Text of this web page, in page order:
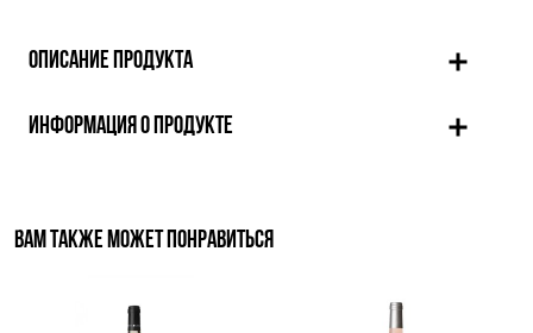
ОПИСАНИЕ ПРОДУКТА
ИНФОРМАЦИЯ О ПРОДУКТЕ
ВАМ ТАКЖЕ МОЖЕТ ПОНРАВИТЬСЯ